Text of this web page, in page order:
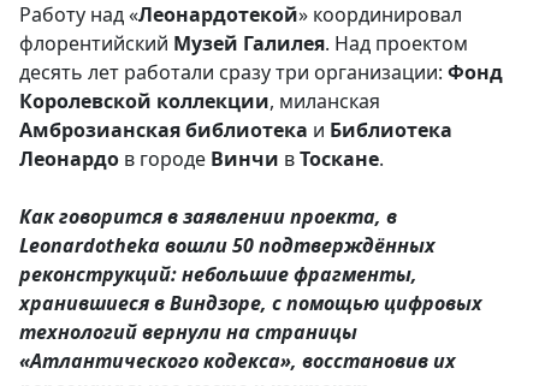
Работу над «Леонардотекой» координировал
флорентийский Музей Галилея. Над проектом
десять лет работали сразу три организации: Фонд
Королевской коллекции, миланская
Амброзианскаябиблиотека и Библиотека
Леонардо в городе Винчи вТоскане.
Как говорится в заявлении проекта, в
Leonardotheka вошли 50 подтверждённых
реконструкций: небольшие фрагменты,
хранившиеся в Виндзоре, с помощью цифровых
технологий вернули на страницы
«Атлантического кодекса», восстановив их